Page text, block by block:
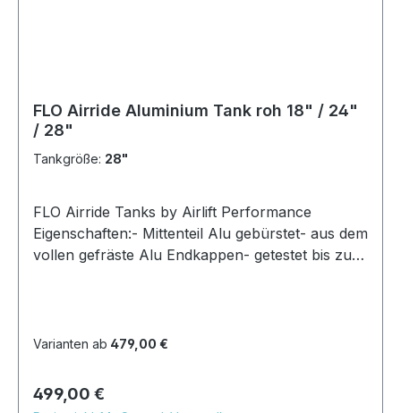
FLO Airride Aluminium Tank roh 18" / 24"
/ 28"
Tankgröße: 28"
FLO Airride Tanks by Airlift Performance
Eigenschaften:- Mittenteil Alu gebürstet- aus dem
vollen gefräste Alu Endkappen- getestet bis zu
zur MontageAnschlüsse:2x 1/4" NPT2x 3/8"
EntwässerungsöffnungMaße:18": ca. 46 cm L x
15 cm D x 17 cm H24": ca. 61 cm L x 15 cm D x
Varianten ab 479,00 €
Regulärer Preis:
499,00 €